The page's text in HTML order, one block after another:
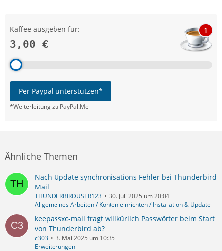
Kaffee ausgeben für:
3,00 €
1
Per Paypal unterstützen*
*Weiterleitung zu PayPal.Me
Ähnliche Themen
Nach Update synchronisations Fehler bei Thunderbird
Mail
THUNDERBIRDUSER123
30. Juli 2025 um 20:04
Allgemeines Arbeiten / Konten einrichten / Installation & Update
keepassxc-mail fragt willkürlich Passwörter beim Start
von Thunderbird ab?
c303
3. Mai 2025 um 10:35
Erweiterungen